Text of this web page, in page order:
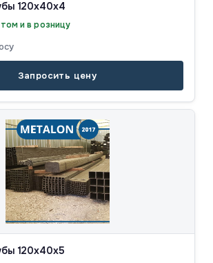
120x40x4
и в розницу
Запросить цену
120x40x5